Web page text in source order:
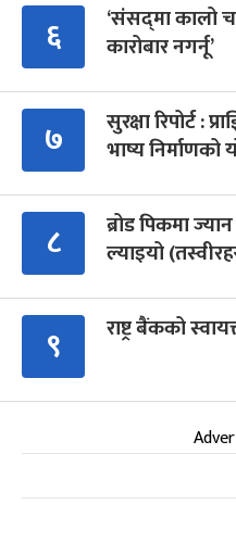
६
‘संसद्‍मा कालो
कारोबार नगर्नू’
७
सुरक्षा रिपोर्ट :
भाष्य निर्माणको
८
ब्रोड पिकमा
ल्याइयो
९ राष्ट्र बैंकको